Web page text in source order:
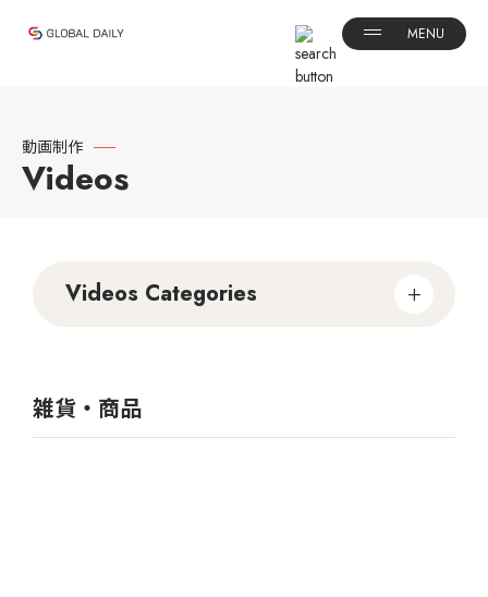
動画制作
Videos
Videos Categories
雑貨・商品